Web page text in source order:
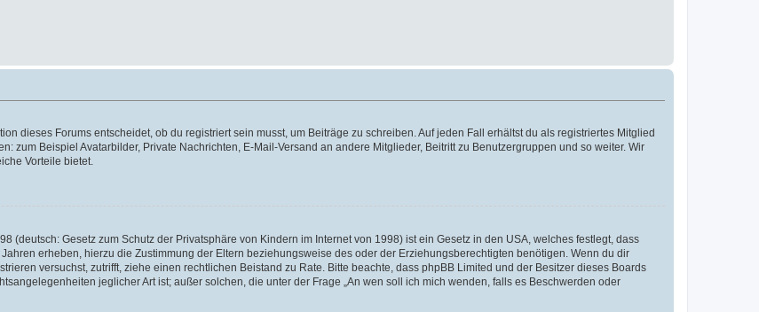
dieses Forums entscheidet, ob du registriert sein musst, um Beiträge zu schreiben. Auf jeden Fall erhältst du als registriertes Mitglied
zum Beispiel Avatarbilder, Private Nachrichten, E-Mail-Versand an andere Mitglieder, Beitritt zu Benutzergruppen und so weiter. Wir
Vorteile bietet.
(deutsch: Gesetz zum Schutz der Privatsphäre von Kindern im Internet von 1998) ist ein Gesetz in den USA, welches festlegt, dass
erheben, hierzu die Zustimmung der Eltern beziehungsweise des oder der Erziehungsberechtigten benötigen. Wenn du dir
versuchst, zutrifft, ziehe einen rechtlichen Beistand zu Rate. Bitte beachte, dass phpBB Limited und der Besitzer dieses Boards
jeglicher Art ist; außer solchen, die unter der Frage „An wen soll ich mich wenden, falls es Beschwerden oder